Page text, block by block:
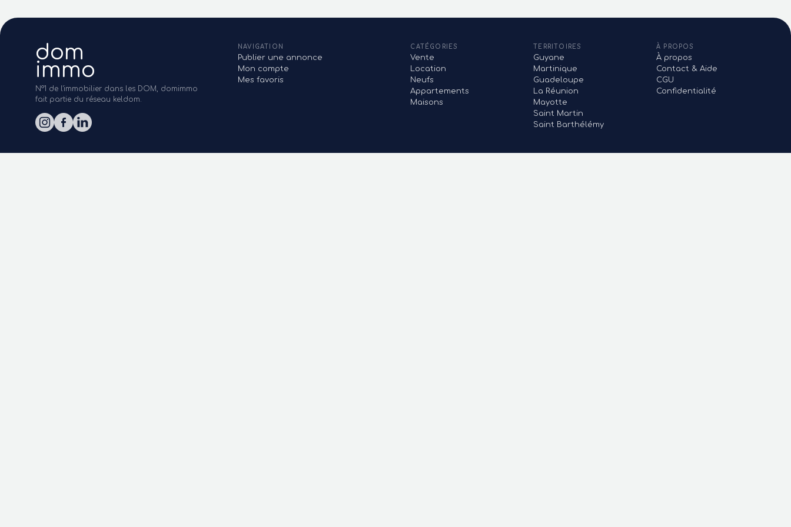
dom
immo
N°1 de l'immobilier dans les DOM, domimmo
fait partie du réseau keldom.
NAVIGATION
Publier une annonce
Mon compte
Mes favoris
CATÉGORIES
Vente
Location
Neufs
Appartements
Maisons
TERRITOIRES
Guyane
Martinique
Guadeloupe
La Réunion
Mayotte
Saint Martin
Saint Barthélémy
À PROPOS
À propos
Contact & Aide
CGU
Confidentialité